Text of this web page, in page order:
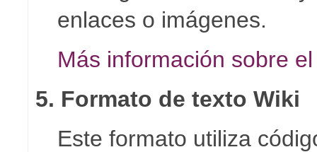
enlaces o imágenes.
Más información sobre
5. Formato de texto Wiki
Este formato utiliza